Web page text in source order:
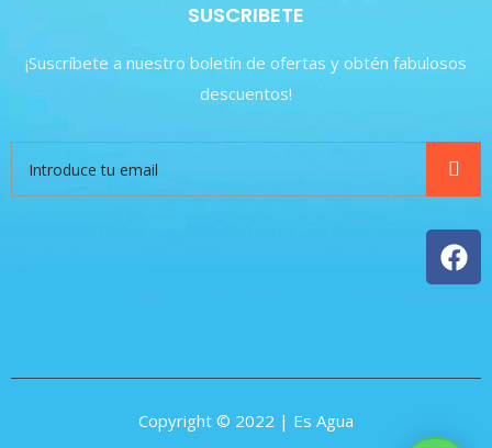
SUSCRIBETE
¡Suscríbete a nuestro boletín de ofertas y obtén fabulosos
descuentos!
Copyright © 2022 | Es Agua